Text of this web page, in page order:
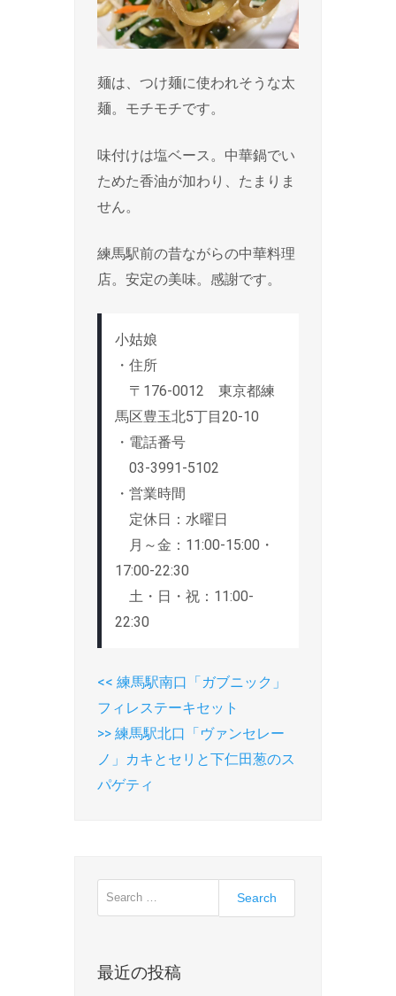
麺は、つけ麺に使われそうな太
麺。モチモチです。
味付けは塩ベース。中華鍋でい
ためた香油が加わり、たまりま
せん。
練馬駅前の昔ながらの中華料理
店。安定の美味。感謝です。
小姑娘
・住所
〒176-0012 東京都練
馬区豊玉北5丁目20-10
・電話番号
03-3991-5102
・営業時間
定休日：水曜日
月～金：11:00-15:00・
17:00-22:30
土・日・祝：11:00-
22:30
投
稿
ナ
ビ
シ
ョ
<< P
r
e
v
i
o
t
練馬駅南口「ガブニック」
フィレステーキセット
>> N
e
x
t
練馬駅北口「ヴァンセレー
ノ」カキとセリと下仁田葱のス
パゲティ
最近の投稿